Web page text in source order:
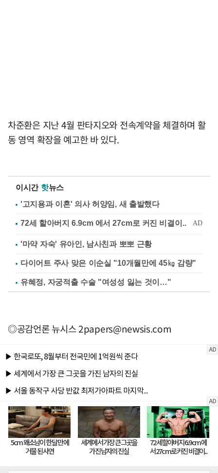
차준환은 지난 4월 판타지오와 전속계약을 체결하며 활
동 영역 확장을 예고한 바 있다.
이시간 핫뉴스
'고지용과 이혼' 의사 허양임, 새 출발했다
'마약 자숙' 유아인, 남사친과 뽀뽀 근황
다이어트 주사 맞은 이순실 "10개월만에 45㎏ 감량"
유혜정, 자궁적출 수술 "여성성 잃는 것이…"
◎공감언론 뉴시스2papers@newsis.com